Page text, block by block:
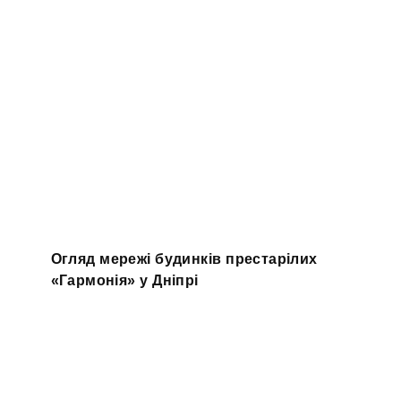
Огляд мережі будинків престарілих
«Гармонія» у Дніпрі